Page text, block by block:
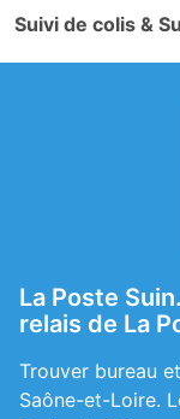
Suivi de colis &
La Poste
relais de La
Trouver bureau
Saône-et-Loire.